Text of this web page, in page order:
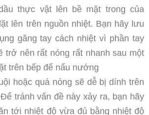
thực vật lên bề mặt trong của
lên trên nguồn nhiệt. Bạn hãy lưu
găng tay cách nhiệt vì phần tay
trở nên rất nóng rất nhanh sau một
trên bếp để nấu nướng
hoặc quá nóng sẽ dễ bị dính trên
tránh vấn đề này xảy ra, bạn hãy
tới nhiệt độ vừa đủ bằng nhiệt độ